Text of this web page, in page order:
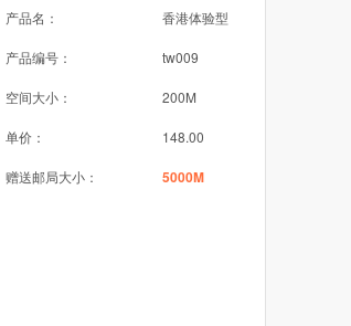
产品名： 香港体验型
产品编号： tw009
空间大小： 200M
单价： 148.00
赠送邮局大小： 5000M